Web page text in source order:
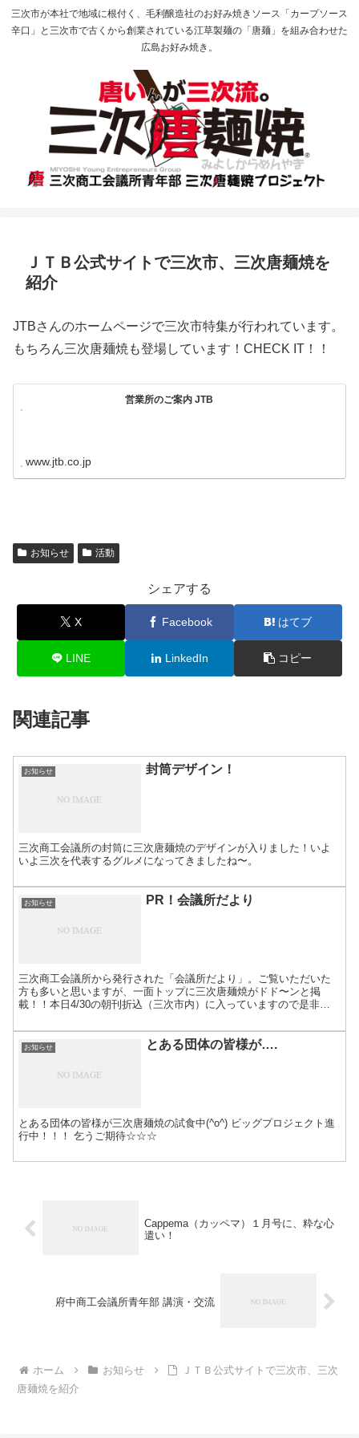
三次市が本社で地域に根付く、毛利醸造社のお好み焼きソース「カープソース
辛口」と三次市で古くから創業されている江草製麺の「唐麺」を組み合わせた
広島お好み焼き。
ＪＴＢ公式サイトで三次市、三次唐麺焼を
紹介
JTBさんのホームページで三次市特集が行われています。
もちろん三次唐麺焼も登場しています！CHECK IT！！
営業所のご案内 JTB
www.jtb.co.jp
お知らせ 活動
シェアする
X Facebook はてブ
LINE LinkedIn コピー
関連記事
お知らせ 封筒デザイン！
三次商工会議所の封筒に三次唐麺焼のデザインが入りました！いよ
いよ三次を代表するグルメになってきましたね〜。
お知らせ PR！会議所だより
三次商工会議所から発行された「会議所だより」。ご覧いただいた
方も多いと思いますが、一面トップに三次唐麺焼がドド〜ンと掲
載！！本日4/30の朝刊折込（三次市内）に入っていますので是非チ
お知らせ とある団体の皆様が….
とある団体の皆様が三次唐麺焼の試食中(^o^) ビッグプロジェクト進
行中！！！ 乞うご期待☆☆☆
Cappema（カッペマ）１月号に、粋な心
遣い！
府中商工会議所青年部 講演・交流
ホーム お知らせ
ＪＴＢ公式サイトで三次市、三次
唐麺焼を紹介